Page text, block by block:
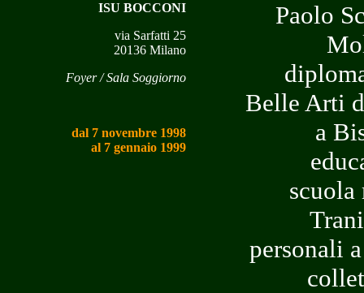
ISU BOCCONI
via Sarfatti 25
20136 Milano
Foyer / Sala Soggiorno
dal 7 novembre 1998
al 7 gennaio 1999
Paolo
Belle Arti
a
scuola
personali